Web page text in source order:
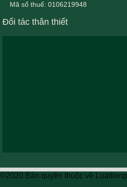
Mã số thuế: 0106219948
Đối tác thân thiết
©2020 Bản quyền thuộc về